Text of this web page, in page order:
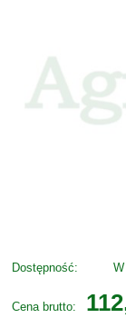
Dostępność:
Cena brutto: